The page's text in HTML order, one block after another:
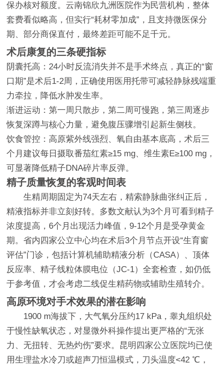
保办核对额度。云南锦欣九洲医院作为民营机构，整体
套费看似略高，但实行“耗材零加成”，且支持微医保分
期、部分商保直付，最终差距可能不足千元。
术后康复的三条硬指标
阴囊托高：24小时反流消失并不是手术终点，真正的“窗
口期”是术后1-2周，正确使用医用托带可减轻静脉残端重
力牵拉，降低水肿发生率。
渐进运动：第一周只散步，第二周可慢跑，第三周逐步
恢复深蹲与核心力量，避免腹压骤增引起新生侧枝。
饮食管控：高原紫外线强烈、氧自由基本底高，术后三
个月建议每日摄取番茄红素≥15 mg、维生素E≥100 mg，
可显著降低精子DNA碎片率反弹。
精子质量恢复的客观时间表
生精周期固定为74天左右，精索静脉曲张纠正后，
精液指标并非立刻好转。多数文献认为3个月可看到精子
浓度提高，6个月出现活力峰值，9-12个月是受孕黄金
期。省内四家公立中心均在术后3个月节点开设“生育窗
评估”门诊，包括计算机辅助精液分析（CASA）、顶体
反应率、精子线粒体膜电位（JC-1）全套检查，如仍低
于参考值，才会考虑二线促生精药物或辅助生殖转介。
高原环境对手术效果的潜在影响
1900 m海拔下，大气氧分压约17 kPa，睾丸组织处
于慢性缺氧状态，对显微外科操作提出更严格的“无张
力、无扭转、无热灼伤”要求。昆明四家公立医院均已使
用生理盐水冷刀或超声刀恒温模式，刀头温度<42 ℃，